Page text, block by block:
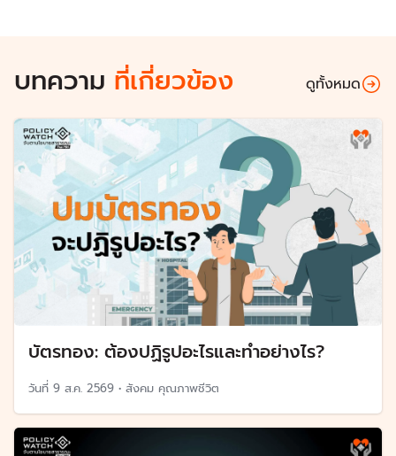
บทความ ที่เกี่ยวข้อง ดูทั้งหมด
บัตรทอง: ต้องปฏิรูปอะไรและทำอย่างไร?
วันที่ 9 ส.ค. 2569 • สังคม คุณภาพชีวิต